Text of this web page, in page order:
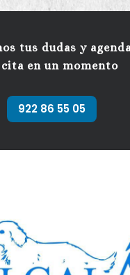
tus dudas y
en un momento
922 86 55 05